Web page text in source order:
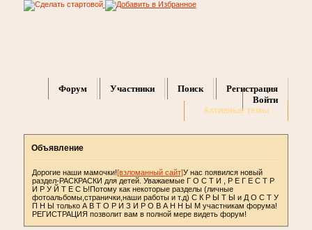
Форум Участники Поиск
Регистрация
Войти
Активные темы
Объявление
Дорогие наши мамочки![взломанный сайт]У нас появился новый
раздел-РАСКРАСКИ для детей. Уважаемые Г О С Т И , Р Е Г Е С Т Р
И Р У Й Т Е С Ь!Потому как некоторые разделы (личные
фотоальбомы,странички,наши работы и т.д) С К Р Ы Т Ы и Д О С Т У
П Н Ы только А В Т О Р И З И Р О В А Н Н Ы М участникам форума!
РЕГИСТРАЦИЯ позволит вам в полной мере видеть форум!